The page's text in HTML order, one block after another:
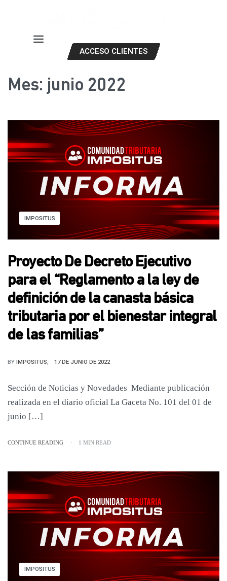
ACCESO CLIENTES
Mes: junio 2022
IMPOSITUS
Proyecto De Decreto Ejecutivo
para el “Reglamento a la ley de
definición de la canasta básica
tributaria por el bienestar integral
de las familias”
BY IMPOSITUS 17 DE JUNIO DE 2022
Sección de Noticias y Novedades Mediante publicación
realizada en el diario oficial La Gaceta No. 101 del 01 de
junio […]
CONTINUE READING 1 MIN READ
IMPOSITUS